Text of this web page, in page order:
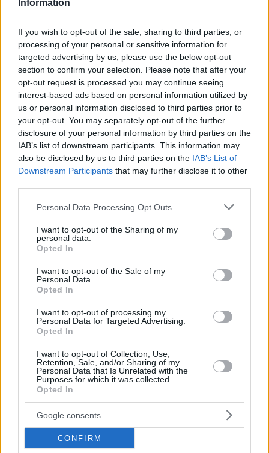
Information
If you wish to opt-out of the sale, sharing to third parties, or
processing of your personal or sensitive information for
targeted advertising by us, please use the below opt-out
section to confirm your selection. Please note that after your
opt-out request is processed you may continue seeing
interest-based ads based on personal information utilized by
us or personal information disclosed to third parties prior to
your opt-out. You may separately opt-out of the further
disclosure of your personal information by third parties on the
IAB’s list of downstream participants. This information may
also be disclosed by us to third parties on the IAB’s List of
Downstream Participants that may further disclose it to other
Please note that this website/app uses one or more Google
not limited to your visit or usage behaviour. You may click to
grant or deny consent to Google and its third-party tags to
use your data for below specified purposes in below Google
consent section.
Personal Data Processing Opt Outs
I want to opt-out of the Sharing of my
personal data.
Opted In
I want to opt-out of the Sale of my
Personal Data.
Opted In
I want to opt-out of processing my
Personal Data for Targeted Advertising.
Opted In
I want to opt-out of Collection, Use,
Retention, Sale, and/or Sharing of my
Personal Data that Is Unrelated with the
Purposes for which it was collected.
Opted In
Google consents
CONFIRM
ΔΙΑΒΑΣΤΕ ΑΚΟΜΑ
Staks: Πώς μια cool καντίνα προσγειώθηκε (και
ρίζωσε) σε ένα αθέατο οικόπεδο στην Ανάβυσσο
Από brunch μέχρι δείπνο δίπλα
(και) για το φαγητό του
Περιπέτεια, χαλάρωση ή δροσιά;
πίνεις όλο το καλοκαίρι στα
Starbucks